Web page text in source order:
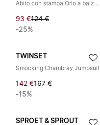
Abito con stampa Orlo a balza Spalline sottili
93 €124 €
-25%
TWINSET
Smocking Chambray Jumpsuit
142 €167 €
-15%
SPROET & SPROUT